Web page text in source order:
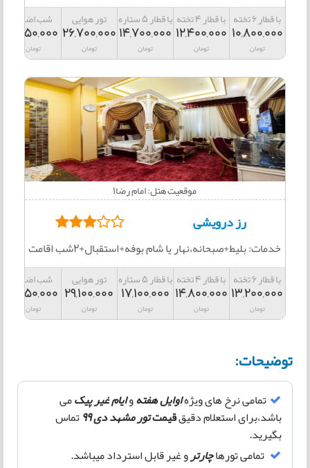
با قطار 6 تخته
10,800,000
تومان
با قطار 4 تخته
12,400,000
تومان
با قطار 5 ستاره
14,700,000
تومان
تور هوایی
26,700,000
تومان
شب اضافه
3,650,000
تومان
موقعیت هتل: امام رضا1
رز درویشی
خدمات: بلیط+صبحانه،نهار یا شام بوفه+استقبال+2شب اقامت
با قطار 6 تخته
13,200,000
تومان
با قطار 4 تخته
14,800,000
تومان
با قطار 5 ستاره
17,100,000
تومان
تور هوایی
29,100,000
تومان
شب اضافه
4,850,000
تومان
توضیحات:
تمامی نرخ های ویژهاوایل هفتهوایام غیر پیکمی
باشد،برای استعلام دقیققیمتتور مشهد دی 99 تماس
بگیرید.
تمامی تورهاچارترو غیر قابل استرداد میباشد.